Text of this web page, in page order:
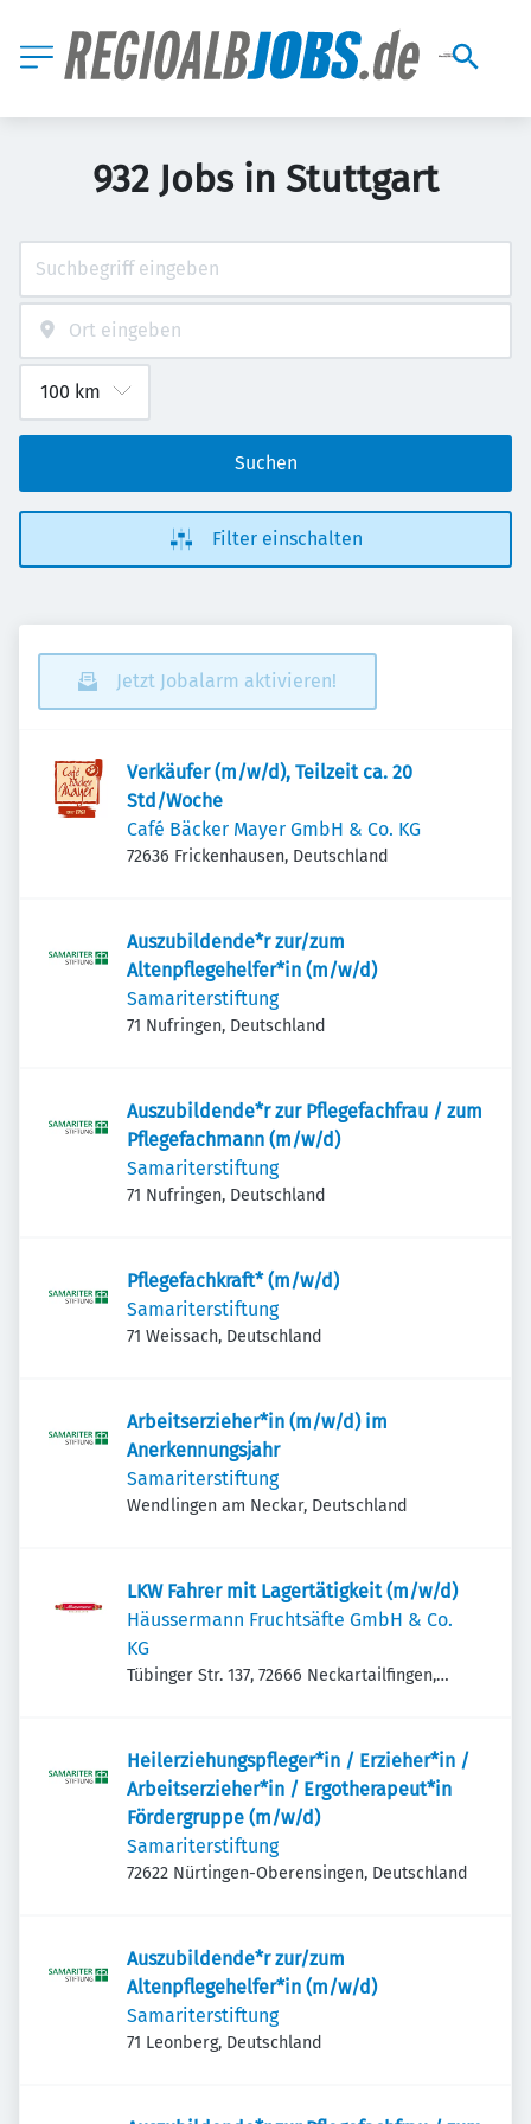
932 Jobs in Stuttgart
Suchen
Filter einschalten
Jetzt Jobalarm aktivieren!
Verkäufer (m/w/d), Teilzeit ca. 20
Std/Woche
Café Bäcker Mayer GmbH & Co. KG
72636 Frickenhausen, Deutschland
Auszubildende*r zur/zum
Altenpflegehelfer*in (m/w/d)
Samariterstiftung
71 Nufringen, Deutschland
Auszubildende*r zur Pflegefachfrau / zum
Pflegefachmann (m/w/d)
Samariterstiftung
71 Nufringen, Deutschland
Pflegefachkraft* (m/w/d)
Samariterstiftung
71 Weissach, Deutschland
Arbeitserzieher*in (m/w/d) im
Anerkennungsjahr
Samariterstiftung
Wendlingen am Neckar, Deutschland
LKW Fahrer mit Lagertätigkeit (m/w/d)
Häussermann Fruchtsäfte GmbH & Co.
KG
Tübinger Str. 137, 72666 Neckartailfingen,
Heilerziehungspfleger*in / Erzieher*in /
Arbeitserzieher*in / Ergotherapeut*in
Fördergruppe (m/w/d)
Samariterstiftung
72622 Nürtingen-Oberensingen, Deutschland
Auszubildende*r zur/zum
Altenpflegehelfer*in (m/w/d)
Samariterstiftung
71 Leonberg, Deutschland